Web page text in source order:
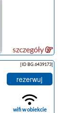
szczegóły
[ID BG.6439173]
rezerwuj
wifi w obiekcie